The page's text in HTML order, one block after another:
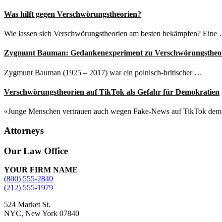
Was hilft gegen Verschwörungstheorien?
Wie lassen sich Verschwörungstheorien am besten bekämpfen? Eine
Zygmunt Bauman: Gedankenexperiment zu
Zygmunt Bauman (1925 – 2017) war ein polnisch-britischer …
Verschwörungstheorien auf TikTok als Gefahr für Demokratien
«Junge Menschen vertrauen auch wegen Fake-News auf TikTok
Attorneys
Site
Footer
Our Law Office
YOUR FIRM NAME
(800) 555-2840
(212) 555-1979
524 Market St.
NYC, New York 07840